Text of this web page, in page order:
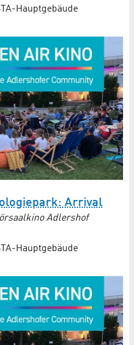
Hauptgebäude
Arrival
Adlershof
Hauptgebäude